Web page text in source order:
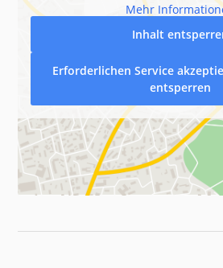
Mehr
Inhalt
Erforderlichen Service
entsperren